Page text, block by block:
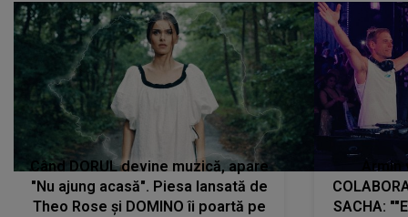
Când DORUL devine muzică, apare
"Nu ajung acasă". Piesa lansată de
Theo Rose și DOMINO îi poartă pe
SACHA: